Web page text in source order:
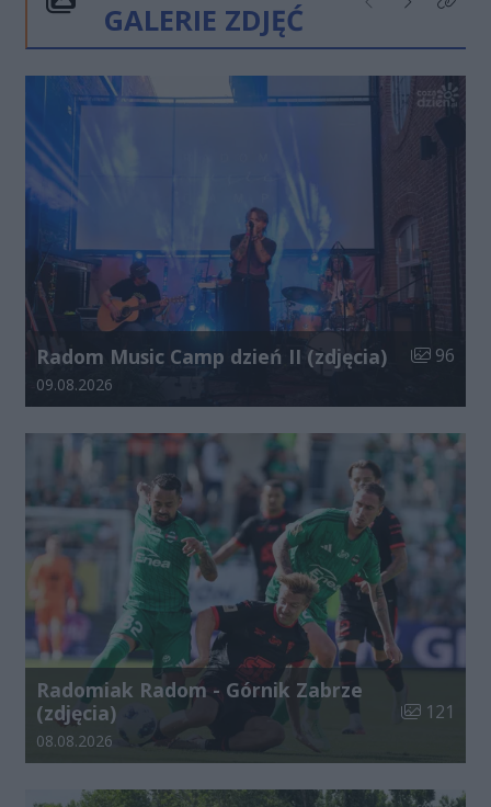
GALERIE ZDJĘĆ
Poprzednie
NastępneKliknij
Radom Music Camp dzień II (zdjęcia) Liczba
96
Data dodania galerii:
09.08.2026
Radomiak Radom - Górnik Zabrze
(zdjęcia)
Liczba
121
Data dodania galerii:
08.08.2026